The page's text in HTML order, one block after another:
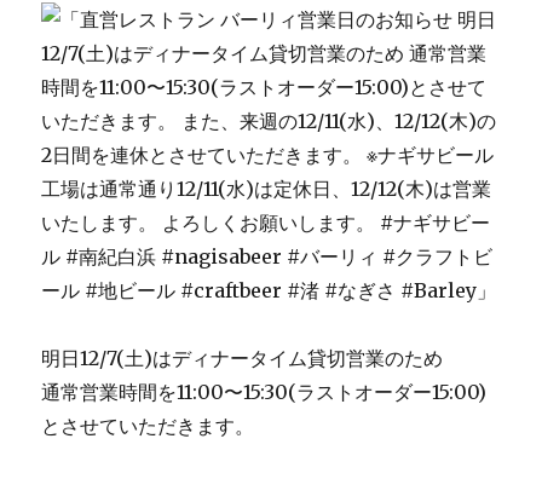
ー
シ
ョ
に
明日12/7(土)はディナータイム貸切営業のため
通常営業時間を11:00〜15:30(ラストオーダー15:00)
とさせていただきます。